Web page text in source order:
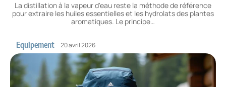
La distillation à la vapeur d'eau reste la méthode de référence
pour extraire les huiles essentielles et les hydrolats des plantes
aromatiques. Le principe…
Equipement 20 avril 2026